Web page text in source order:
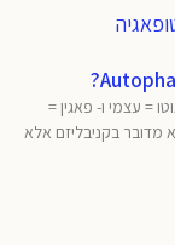
ביוונית והיא מתחלקת ל- 2: אוטו = עצמי ו- פאגין =
בקניבליזם אלא